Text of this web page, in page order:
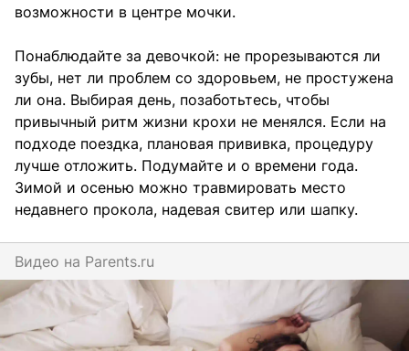
возможности в центре мочки.
Понаблюдайте за девочкой: не прорезываются ли
зубы, нет ли проблем со здоровьем, не простужена
ли она. Выбирая день, позаботьтесь, чтобы
привычный ритм жизни крохи не менялся. Если на
подходе поездка, плановая прививка, процедуру
лучше отложить. Подумайте и о времени года.
Зимой и осенью можно травмировать место
недавнего прокола, надевая свитер или шапку.
Видео на parents.ru